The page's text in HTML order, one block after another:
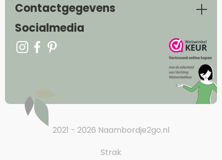
Contactgegevens
Socialmedia
2021 - 2026 Naambordje2go.nl
Strak